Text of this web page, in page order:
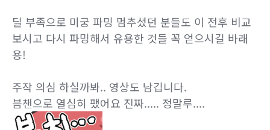
딜 부족으로 미궁 파밍 멈추셨던 분들도 이 전후 비교
보시고 다시 파밍해서 유용한 것들 꼭 얻으시길 바래
용!
주작 의심 하실까봐.. 영상도 남깁니다.
븜챈으로 열심히 팼어요 진짜..... 정말루....